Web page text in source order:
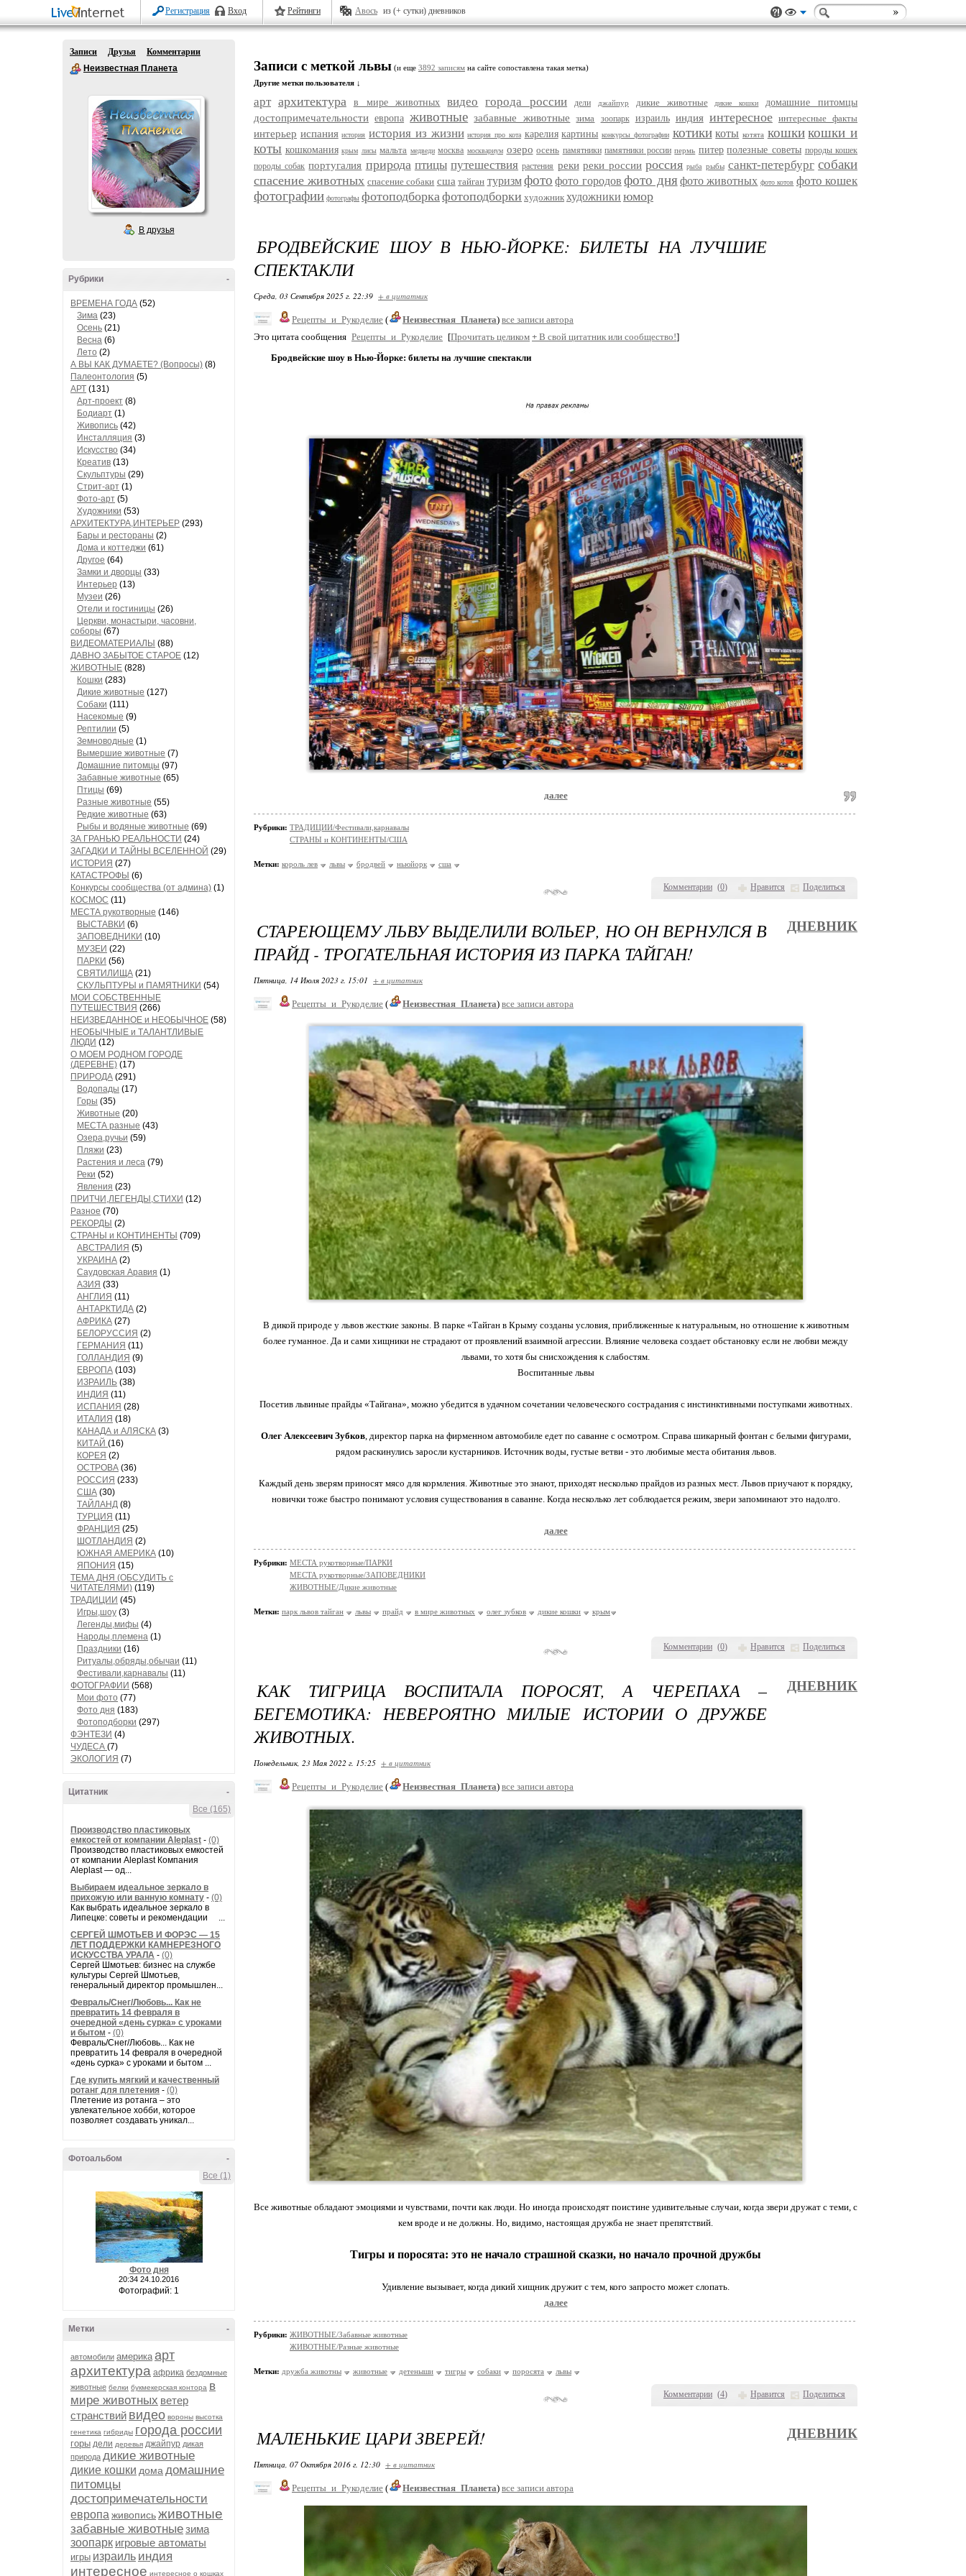
Регистрация Вход Рейтинги Авось из (+ сутки) дневников
Записи Друзья
Комментарии
Неизвестная Планета
В друзья
-
Рубрики
ВРЕМЕНА ГОДА (52)
Зима (23)
Осень (21)
Весна (6)
Лето (2)
А ВЫ КАК ДУМАЕТЕ? (Вопросы) (8)
Палеонтология (5)
АРТ (131)
Арт-проект (8)
Бодиарт (1)
Живопись (42)
Инсталляция (3)
Искусство (34)
Креатив (13)
Скульптуры (29)
Стрит-арт (1)
Фото-арт (5)
Художники (53)
АРХИТЕКТУРА,ИНТЕРЬЕР (293)
Бары и рестораны (2)
Дома и коттеджи (61)
Другое (64)
Замки и дворцы (33)
Интерьер (13)
Музеи (26)
Отели и гостиницы (26)
Церкви, монастыри, часовни,
соборы (67)
ВИДЕОМАТЕРИАЛЫ (88)
ДАВНО ЗАБЫТОЕ СТАРОЕ (12)
ЖИВОТНЫЕ (828)
Кошки (283)
Дикие животные (127)
Собаки (111)
Насекомые (9)
Рептилии (5)
Земноводные (1)
Вымершие животные (7)
Домашние питомцы (97)
Забавные животные (65)
Птицы (69)
Разные животные (55)
Редкие животные (63)
Рыбы и водяные животные (69)
ЗА ГРАНЬЮ РЕАЛЬНОСТИ (24)
ЗАГАДКИ И ТАЙНЫ ВСЕЛЕННОЙ (29)
ИСТОРИЯ (27)
КАТАСТРОФЫ (6)
Конкурсы сообщества (от админа) (1)
КОСМОС (11)
МЕСТА рукотворные (146)
ВЫСТАВКИ (6)
ЗАПОВЕДНИКИ (10)
МУЗЕИ (22)
ПАРКИ (56)
СВЯТИЛИЩА (21)
СКУЛЬПТУРЫ и ПАМЯТНИКИ (54)
МОИ СОБСТВЕННЫЕ
ПУТЕШЕСТВИЯ (266)
НЕИЗВЕДАННОЕ и НЕОБЫЧНОЕ (58)
НЕОБЫЧНЫЕ и ТАЛАНТЛИВЫЕ
ЛЮДИ (12)
О МОЕМ РОДНОМ ГОРОДЕ
(ДЕРЕВНЕ) (17)
ПРИРОДА (291)
Водопады (17)
Горы (35)
Животные (20)
МЕСТА разные (43)
Озера,ручьи (59)
Пляжи (23)
Растения и леса (79)
Реки (52)
Явления (23)
ПРИТЧИ,ЛЕГЕНДЫ,СТИХИ (12)
Разное (70)
РЕКОРДЫ (2)
СТРАНЫ и КОНТИНЕНТЫ (709)
АВСТРАЛИЯ (5)
УКРАИНА (2)
Саудовская Аравия (1)
АЗИЯ (33)
АНГЛИЯ (11)
АНТАРКТИДА (2)
АФРИКА (27)
БЕЛОРУССИЯ (2)
ГЕРМАНИЯ (11)
ГОЛЛАНДИЯ (9)
ЕВРОПА (103)
ИЗРАИЛЬ (38)
ИНДИЯ (11)
ИСПАНИЯ (28)
ИТАЛИЯ (18)
КАНАДА и АЛЯСКА (3)
КИТАЙ (16)
КОРЕЯ (2)
ОСТРОВА (36)
РОССИЯ (233)
США (30)
ТАЙЛАНД (8)
ТУРЦИЯ (11)
ФРАНЦИЯ (25)
ШОТЛАНДИЯ (2)
ЮЖНАЯ АМЕРИКА (10)
ЯПОНИЯ (15)
ТЕМА ДНЯ (ОБСУДИТЬ с
ЧИТАТЕЛЯМИ) (119)
ТРАДИЦИИ (45)
Игры,шоу (3)
Легенды,мифы (4)
Народы,племена (1)
Праздники (16)
Ритуалы,обряды,обычаи (11)
Фестивали,карнавалы (11)
ФОТОГРАФИИ (568)
Мои фото (77)
Фото дня (183)
Фотоподборки (297)
ФЭНТЕЗИ (4)
ЧУДЕСА (7)
ЭКОЛОГИЯ (7)
-
Цитатник
Все (165)
Производство пластиковых
емкостей от компании Aleplast - (0)
Производство пластиковых емкостей
от компании Aleplast Компания
Aleplast — од...
Выбираем идеальное зеркало в
прихожую или ванную комнату - (0)
Как выбрать идеальное зеркало в
Липецке: советы и рекомендации ...
СЕРГЕЙ ШМОТЬЕВ И ФОРЭС — 15
ЛЕТ ПОДДЕРЖКИ КАМНЕРЕЗНОГО
ИСКУССТВА УРАЛА - (0)
Сергей Шмотьев: бизнес на службе
культуры Сергей Шмотьев,
генеральный директор промышлен...
Февраль/Снег/Любовь... Как не
превратить 14 февраля в
очередной «день сурка» с уроками
и бытом - (0)
Февраль/Снег/Любовь... Как не
превратить 14 февраля в очередной
«день сурка» с уроками и бытом ...
Где купить мягкий и качественный
ротанг для плетения - (0)
Плетение из ротанга – это
увлекательное хобби, которое
позволяет создавать уникал...
-
Фотоальбом
Все (1)
Фото дня
20:34 24.10.2016
Фотографий: 1
-
Метки
автомобили америка арт
архитектура африка бездомные
животные белки букмекерская контора в
мире животных ветер
странствий видео вороны высотка
генетика гибриды города россии
горы дели деревья джайпур дикая
природа дикие животные
дикие кошки дома домашние
питомцы
достопримечательности
европа живописьживотные
забавные животныезима
зоопарк игровые автоматы
игры израиль индия
интересное интересное о кошках
Записи с меткой львы (и еще 3892 записям на сайте сопоставлена такая метка)
Другие метки пользователя ↓
арт архитектура в мире животных видео города россии дели джайпур дикие животные дикие кошки домашние питомцы
достопримечательности европа животные забавные животные зима зоопарк израиль индия интересное интересные факты
интерьер испания история история из жизни история про кота карелия картины конкурсы фотографии котики коты котята кошки кошки и
коты кошкомания крым лисы мальта медведи москва москвариум озеро осень памятники памятники россии пермь питер полезные советы породы кошек
породы собак португалия природа птицы путешествия растения реки реки россии россия рыба рыбы санкт-петербург собаки
спасение животных спасение собаки сша тайган туризм фото фото городов фото дня фото животных фото котов фото кошек
фотографии фотографы фотоподборкафотоподборки художник художники юмор
Комментарии (0) Нравится Поделиться
БРОДВЕЙСКИЕ ШОУ В НЬЮ-ЙОРКЕ: БИЛЕТЫ НА ЛУЧШИЕ
СПЕКТАКЛИ
Среда, 03 Сентября 2025 г. 22:39 + в цитатник
Рецепты_и_Рукоделие ( Неизвестная_Планета) все записи автора
Это цитата сообщения Рецепты_и_Рукоделие [Прочитать целиком + В свой цитатник или сообщество!]
Бродвейские шоу в Нью-Йорке: билеты на лучшие спектакли
далее
Рубрики: ТРАДИЦИИ/Фестивали,карнавалы
СТРАНЫ и КОНТИНЕНТЫ/США
Метки: король лев львы бродвей ньюйорк сша
Комментарии (0) Нравится Поделиться
СТАРЕЮЩЕМУ ЛЬВУ ВЫДЕЛИЛИ ВОЛЬЕР, НО ОН ВЕРНУЛСЯ В
ПРАЙД - ТРОГАТЕЛЬНАЯ ИСТОРИЯ ИЗ ПАРКА ТАЙГАН!
ДНЕВНИК
Пятница, 14 Июля 2023 г. 15:01 + в цитатник
Рецепты_и_Рукоделие ( Неизвестная_Планета) все записи автора
В дикой природе у львов жесткие законы. В парке «Тайган в Крыму созданы условия, приближенные к натуральным, но отношение к животным
более гуманное. Да и сами хищники не страдают от проявлений взаимной агрессии. Влияние человека создает обстановку если не любви между
львами, то хотя бы снисхождения к слабостям.
Воспитанные львы
Посетив львиные прайды «Тайгана», можно убедится в удачном сочетании человеческого сострадания с инстинктивными поступками животных.
Олег Алексеевич Зубков, директор парка на фирменном автомобиле едет по саванне с осмотром. Справа шикарный фонтан с белыми фигурами,
рядом раскинулись заросли кустарников. Источник воды, густые ветви - это любимые места обитания львов.
Каждый день зверям приносят мясо для кормления. Животные это знают, приходят несколько прайдов из разных мест. Львов приучают к порядку,
новички тоже быстро понимают условия существования в саванне. Когда несколько лет соблюдается режим, звери запоминают это надолго.
далее
Рубрики: МЕСТА рукотворные/ПАРКИ
МЕСТА рукотворные/ЗАПОВЕДНИКИ
ЖИВОТНЫЕ/Дикие животные
Метки: парк львов тайган львы прайд в мире животных олег зубков дикие кошки крым
Комментарии (4) Нравится Поделиться
КАК ТИГРИЦА ВОСПИТАЛА ПОРОСЯТ, А ЧЕРЕПАХА –
БЕГЕМОТИКА: НЕВЕРОЯТНО МИЛЫЕ ИСТОРИИ О ДРУЖБЕ
ЖИВОТНЫХ.
ДНЕВНИК
Понедельник, 23 Мая 2022 г. 15:25 + в цитатник
Рецепты_и_Рукоделие ( Неизвестная_Планета) все записи автора
Все животные обладают эмоциями и чувствами, почти как люди. Но иногда происходят поистине удивительные случаи, когда звери дружат с теми, с
кем вроде и не должны. Но, видимо, настоящая дружба не знает препятствий.
Тигры и поросята: это не начало страшной сказки, но начало прочной дружбы
Удивление вызывает, когда дикий хищник дружит с тем, кого запросто может слопать.
далее
Рубрики: ЖИВОТНЫЕ/Забавные животные
ЖИВОТНЫЕ/Разные животные
Метки: дружба животны животные детеныши тигры собаки поросята львы
МАЛЕНЬКИЕ ЦАРИ ЗВЕРЕЙ! ДНЕВНИК
Пятница, 07 Октября 2016 г. 12:30 + в цитатник
Рецепты_и_Рукоделие ( Неизвестная_Планета) все записи автора